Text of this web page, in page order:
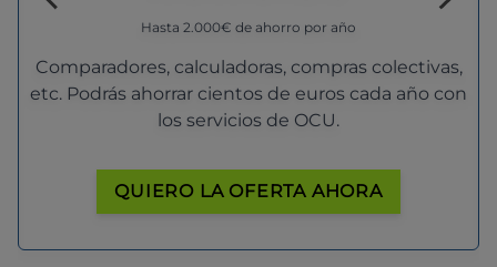
Hasta 2.000€ de ahorro por año
Comparadores, calculadoras, compras colectivas,
etc. Podrás ahorrar cientos de euros cada año con
los servicios de OCU.
QUIERO LA OFERTA AHORA